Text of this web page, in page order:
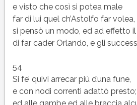
e visto che così si potea male
far di lui quel ch’Astolfo far volea,
si pensò un modo, ed ad effetto il
di far cader Orlando, e gli
54
Si fe’ quivi arrecar più d’una fune,
e con nodi correnti adattò presto;